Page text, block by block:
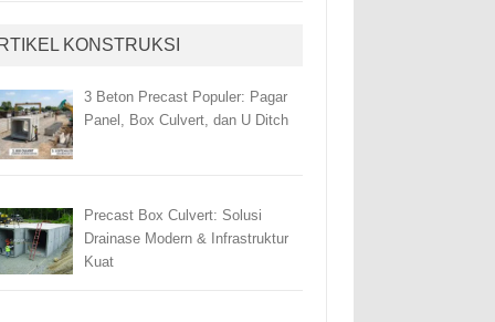
KONSTRUKSI
3 Beton Precast Populer: Pagar
Panel, Box Culvert, dan U Ditch
Precast Box Culvert: Solusi
Drainase Modern & Infrastruktur
Kuat